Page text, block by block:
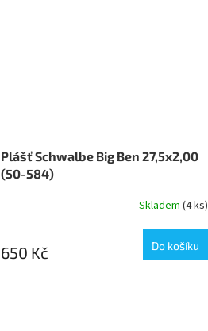
Plášť Schwalbe Big Ben 27,5x2,00
(50-584)
Skladem (4 ks)
650 Kč Do košíku